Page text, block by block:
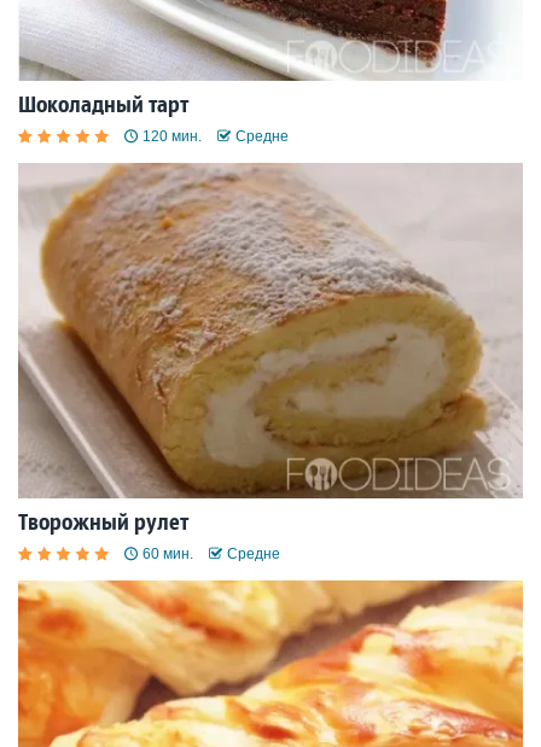
Шоколадный тарт
120 мин. Средне
Творожный рулет
60 мин. Средне